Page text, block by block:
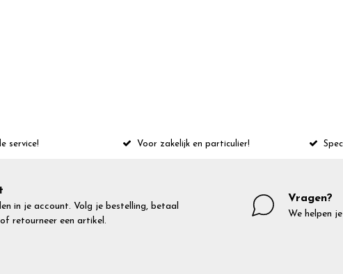
service! Voor zakelijk en particulier!
in je account. Volg je bestelling, betaal
retourneer een artikel.
Vragen?
We helpen